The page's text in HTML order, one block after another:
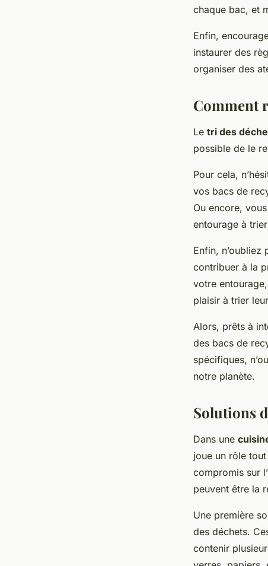
chaque bac, et
Enfin,
instaurer des
organiser des
Comment
Le tri des
possible de le
Pour cela,
vos bacs de
Ou encore,
entourage à
Enfin, n’oubliez
contribuer à la
votre
plaisir à trier
Alors, prêts à
des bacs de
spécifiques,
notre planète.
Solutions
Dans une
joue un rôle
compromis sur
peuvent être la
Une première
des déchets.
contenir